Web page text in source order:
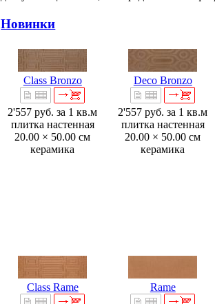
Новинки
Class Bronzo
2'557 руб. за 1 кв.м
плитка настенная
20.00 × 50.00 см
керамика
Deco Bronzo
2'557 руб. за 1 кв.м
плитка настенная
20.00 × 50.00 см
керамика
Class Rame Rame